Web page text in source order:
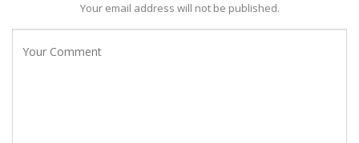
Your email address will not be published.